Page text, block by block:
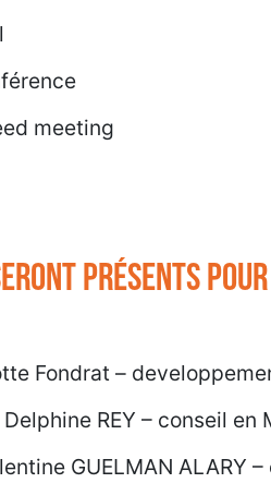
meeting
présents
Fondrat –
REY – conseil
GUELMAN ALARY